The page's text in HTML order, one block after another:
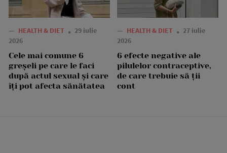
— HEALTH & DIET
29 iulie
2026
Cele mai comune 6
greșeli pe care le faci
după actul sexual și care
îți pot afecta sănătatea
— HEALTH & DIET
27 iulie
2026
6 efecte negative ale
pilulelor contraceptive,
de care trebuie să ții
cont